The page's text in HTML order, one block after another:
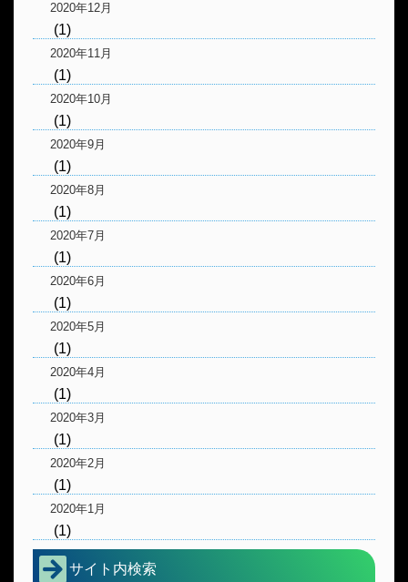
2020年12月
(1)
2020年11月
(1)
2020年10月
(1)
2020年9月
(1)
2020年8月
(1)
2020年7月
(1)
2020年6月
(1)
2020年5月
(1)
2020年4月
(1)
2020年3月
(1)
2020年2月
(1)
2020年1月
(1)
サイト内検索